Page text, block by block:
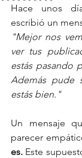
Hace unos
escribió un
"Mejor nos
ver tus
estás pasando
Además pude
estás bien."
Un mensaje
parecer
es. Este